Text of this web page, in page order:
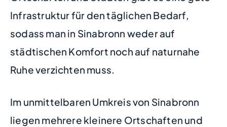
Infrastruktur für den täglichen Bedarf,
sodass man in Sinabronn weder auf
städtischen Komfort noch auf naturnahe
Ruhe verzichten muss.
Im unmittelbaren Umkreis von Sinabronn
liegen mehrere kleinere Ortschaften und